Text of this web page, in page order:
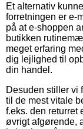
Et alternativ
forretningen er e-
på at e-shoppen
butikken
meget erfaring
dig lejlighed til
din handel.
Desuden stiller vi
til de mest vitale
f.eks. den returret
øvrigt afgørende,